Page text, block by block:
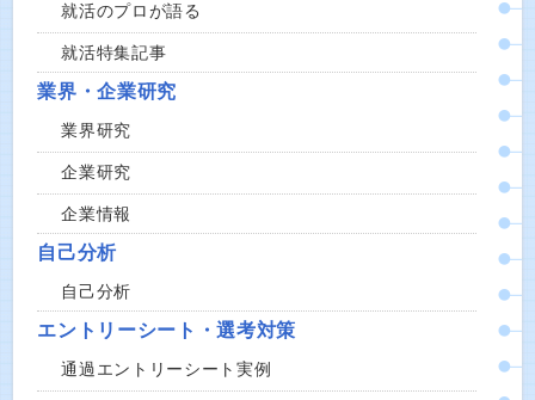
就活のプロが語る
就活特集記事
業界・企業研究
業界研究
企業研究
企業情報
自己分析
自己分析
エントリーシート・選考対策
通過エントリーシート実例